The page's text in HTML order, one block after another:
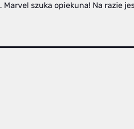
szuka opiekuna! Na razie